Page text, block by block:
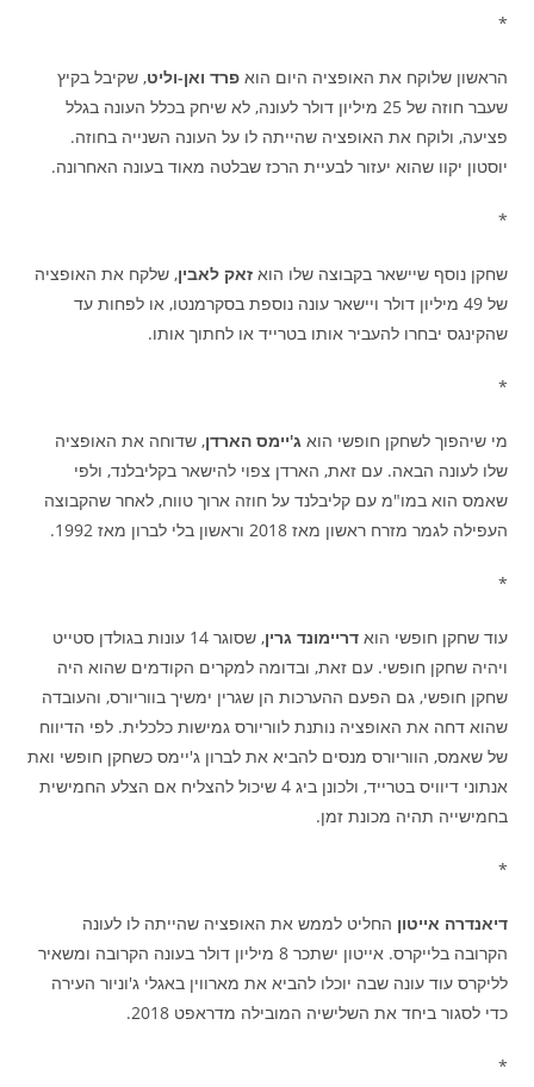
*
הראשון שלוקח את האופציה היום הואפרד ואן-וליט, שקיבל בקיץ
שעבר חוזה של 25 מיליון דולר לעונה, לא שיחק בכלל העונה בגלל
פציעה, ולוקח את האופציה שהייתה לו על העונה השנייה בחוזה.
יוסטון יקוו שהוא יעזור לבעיית הרכז שבלטה מאוד בעונה האחרונה.
*
שחקן נוסף שיישאר בקבוצה שלו הואזאק לאבין, שלקח את האופציה
של 49 מיליון דולר ויישאר עונה נוספת בסקרמנטו, או לפחות עד
שהקינגס יבחרו להעביר אותו בטרייד או לחתוך אותו.
*
מי שיהפוך לשחקן חופשי הוא ג'יימס הארדן, שדוחה את האופציה
שלו לעונה הבאה. עם זאת, הארדן צפוי להישאר בקליבלנד, ולפי
שאמס הוא במו"מ עם קליבלנד על חוזה ארוך טווח, לאחר שהקבוצה
העפילה לגמר מזרח ראשון מאז 2018 וראשון בלי לברון מאז 1992.
*
עוד שחקן חופשי הואדריימונד גרין
, שסוגר 14 עונות בגולדן סטייט
ויהיה שחקן חופשי. עם זאת, ובדומה למקרים הקודמים שהוא היה
שחקן חופשי, גם הפעם ההערכות הן שגרין ימשיך בווריורס, והעובדה
שהוא דחה את האופציה נותנת לווריורס גמישות כלכלית. לפי הדיווח
של שאמס, הווריורס מנסים להביא את לברון ג'יימס כשחקן חופשי ואת
אנתוני דיוויס בטרייד, ולכונן ביג 4 שיכול להצליח אם הצלע החמישית
בחמישייה תהיה מכונת זמן.
*
דיאנדרה אייטון החליט לממש את האופציה שהייתה לו לעונה
הקרובה בלייקרס. אייטון ישתכר 8 מיליון דולר בעונה הקרובה ומשאיר
לליקרס עוד עונה שבה יוכלו להביא את מארווין באגלי ג'וניור העירה
כדי לסגור ביחד את השלישיה המובילה מדראפט 2018.
*